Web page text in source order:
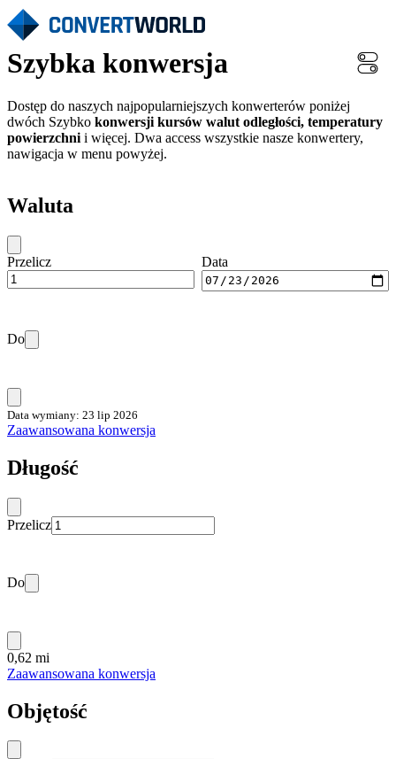
Szybka konwersja
Dostęp do naszych najpopularniejszych konwerterów poniżej
dwóch Szybko konwersji kursów walut odległości, temperatury
powierzchni i więcej. Dwa access wszystkie nasze konwertery,
nawigacja w menu powyżej.
Waluta
Przelicz Data
Do
Data wymiany: 23 lip 2026
Zaawansowana konwersja
Długość
Przelicz
Do
0,62 mi
Zaawansowana konwersja
Objętość